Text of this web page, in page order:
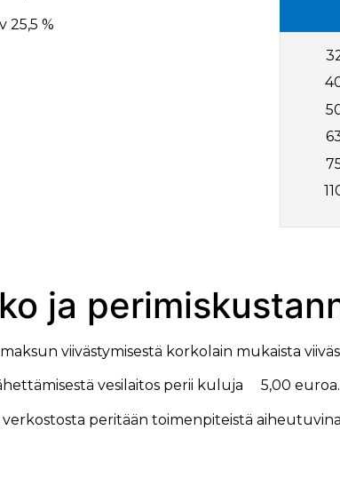
25,5 %
ja
viivästymisestä korkolain mukaista
vesilaitos perii kuluja 5,00
peritään toimenpiteistä aiheutuvina